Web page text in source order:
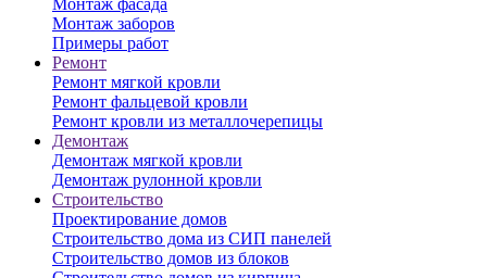
Монтаж фасада
Монтаж заборов
Примеры работ
Ремонт
Ремонт мягкой кровли
Ремонт фальцевой кровли
Ремонт кровли из металлочерепицы
Демонтаж
Демонтаж мягкой кровли
Демонтаж рулонной кровли
Строительство
Проектирование домов
Строительство дома из СИП панелей
Строительство домов из блоков